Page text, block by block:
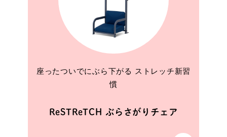
座ったついでにぶら下がる ストレッチ新習
慣
ReSTReTCH ぶらさがりチェア